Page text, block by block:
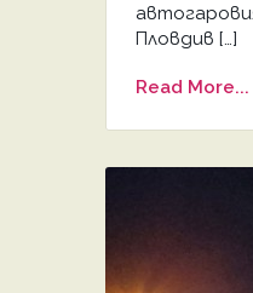
Пловдив […]
Read More...